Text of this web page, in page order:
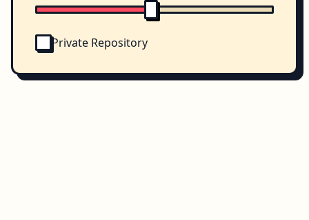
Private Repository